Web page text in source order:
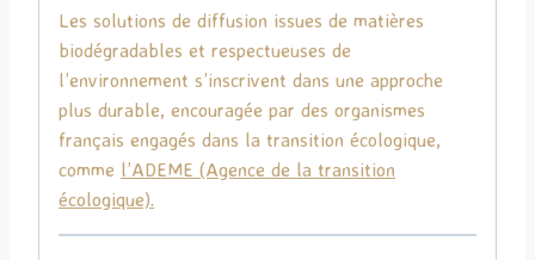
Les solutions de diffusion issues de matières
biodégradables et respectueuses de
l’environnement s’inscrivent dans une approche
plus durable, encouragée par des organismes
français engagés dans la transition écologique,
comme l’ADEME (Agence de la transition
écologique).